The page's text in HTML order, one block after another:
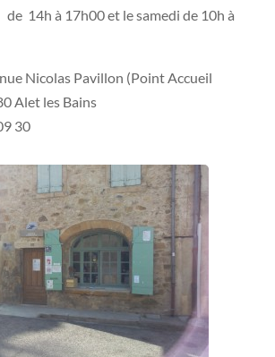
14h à 17h00 et le samedi de 10h à
Nicolas Pavillon (Point Accueil
Alet les Bains
30